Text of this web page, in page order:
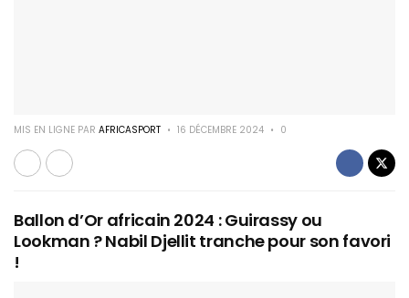
MIS EN LIGNE PAR AFRICASPORT 16 DÉCEMBRE 2024 0
Ballon d’Or africain 2024 : Guirassy ou
Lookman ? Nabil Djellit tranche pour son favori
!